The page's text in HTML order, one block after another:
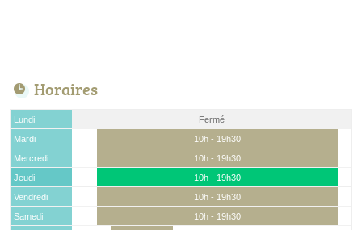
Horaires
Lundi
Fermé
Mardi
10h - 19h30
Mercredi
10h - 19h30
Jeudi
10h - 19h30
Vendredi
10h - 19h30
Samedi
10h - 19h30